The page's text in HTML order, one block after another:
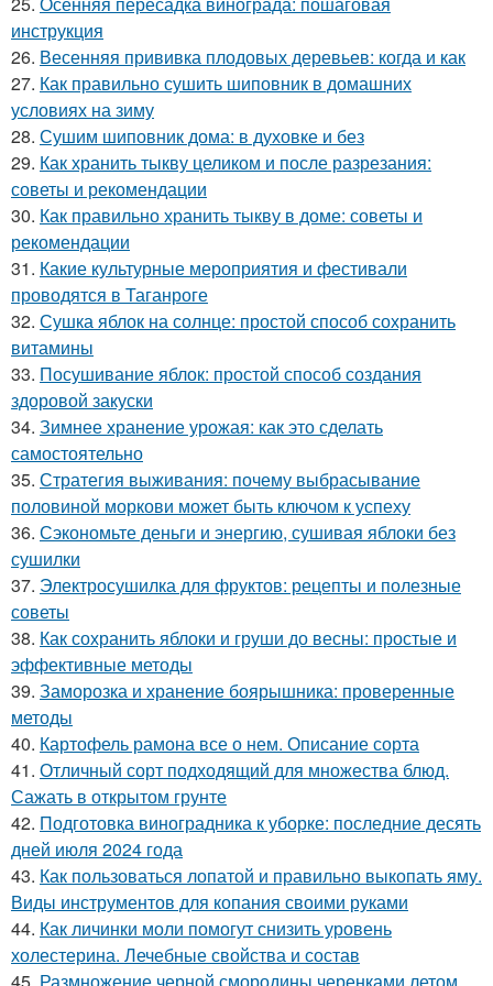
инструкция
26. Весенняя прививка плодовых деревьев: когда и как
27. Как правильно сушить шиповник в домашних
условиях на зиму
28. Сушим шиповник дома: в духовке и без
29. Как хранить тыкву целиком и после разрезания:
советы и рекомендации
30. Как правильно хранить тыкву в доме: советы и
рекомендации
31. Какие культурные мероприятия и фестивали
проводятся в Таганроге
32. Сушка яблок на солнце: простой способ сохранить
витамины
33. Посушивание яблок: простой способ создания
здоровой закуски
34. Зимнее хранение урожая: как это сделать
самостоятельно
35. Стратегия выживания: почему выбрасывание
половиной моркови может быть ключом к успеху
36. Сэкономьте деньги и энергию, сушивая яблоки без
сушилки
37. Электросушилка для фруктов: рецепты и полезные
советы
38. Как сохранить яблоки и груши до весны: простые и
эффективные методы
39. Заморозка и хранение боярышника: проверенные
методы
40. Картофель рамона все о нем. Описание сорта
41. Отличный сорт подходящий для множества блюд.
Сажать в открытом грунте
42. Подготовка виноградника к уборке: последние десять
дней июля 2024 года
43. Как пользоваться лопатой и правильно выкопать яму.
Виды инструментов для копания своими руками
44. Как личинки моли помогут снизить уровень
холестерина. Лечебные свойства и состав
45. Размножение черной смородины черенками летом.